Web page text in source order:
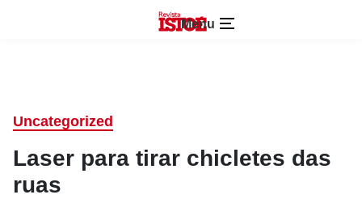
Menu
Uncategorized
Laser para tirar chicletes das
ruas